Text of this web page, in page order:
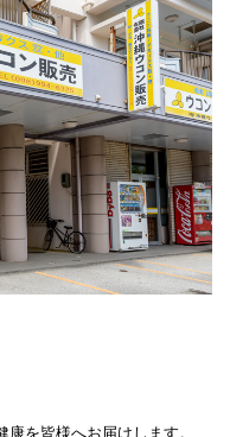
を皆様へお届けします。